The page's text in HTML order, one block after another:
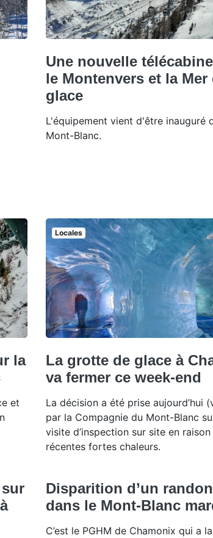
Une nouvelle
le Montenvers et la Mer
glace
L'équipement vient d'être inauguré
Mont-Blanc.
la
et
Locales
La grotte de glace à
va fermer ce week-end
La décision a été prise aujourd’hui
par la Compagnie du Mont-Blanc
visite d’inspection sur site en
récentes fortes chaleurs.
Disparition d’un
dans le Mont-Blanc
C’est le PGHM de Chamonix qui a